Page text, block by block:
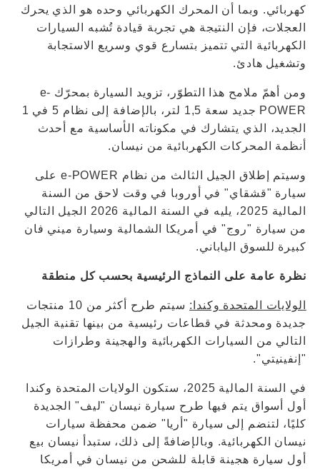
كهربائي. وبما أن المحرك الكهربائي وحده هو الذي يحرك
العجلات، فإن النتيجة هي تجربة قيادة تُشبه السيارات
الكهربائية التي تتميز بتسارع قوي وسريع الاستجابة
وتشغيل هادئ.
ومن أهمّ ملامح هذا التطوّر، تزويد السيارة بمحرّك e-
POWER جديد سعة 1,5 لتر، بالإضافة إلى نظام 5 في 1
الجديد، الذي يتشارك في مكوناته الأساسية مع أحدث
أنظمة المحركات الكهربائية من نيسان.
وسيتم إطلاق الجيل الثالث من نظام e‐POWER على
سيارة "قشقاي" في أوروبا في وقت لاحق من السنة
المالية 2025، يليه في السنة المالية 2026 الجيل التالي
من سيارة "روج" في أمريكا الشمالية وسيارة ميني فان
كبيرة للسوق الياباني.
نظرة عامة على النماذج الرئيسية بحسب كل منطقة
الولايات المتحدة وكندا:
سيتم طرح أكثر من 10 منتجات
جديدة ومحدثة في قطاعات رئيسية من بينها تقنية الجيل
التالي من السيارات الكهربائية والهجينة وطرازات
"إنفينيتي".
في السنة المالية 2025، ستكون الولايات المتحدة وكندا
أول أسواق يتم فيها طرح سيارة نيسان "ليف" الجديدة
كليًا، لتنضم إلى سيارة "أريا" ضمن محفظة سيارات
نيسان الكهربائية. وبالإضافةً إلى ذلك، ستبدأ نيسان بيع
أول سيارة هجينة قابلة للشحن من نيسان في أمريكا